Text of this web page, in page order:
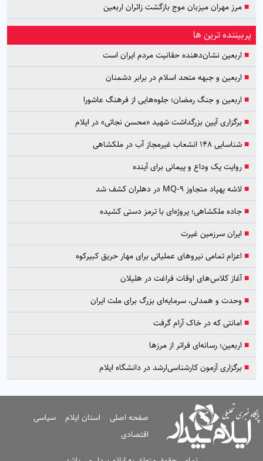
■مرز مهران میزبان موج بازگشت زائران اربعین
پربیننده ترین ها
■ اربعین نشان‌دهنده حقانیت مردم ایران است
■ اربعین و جبهه متحد اسلام در برابر دشمنان
■ اربعین و جنگ رمضان؛ جلوه‌هایی از فرهنگ عاشورا
■برگزاری آیین بزرگداشت شهید «محسن نجاتی» در ایلام
■شناسایی ۱۴۸ انشعاب غیرمجاز آب در ملکشاهی
■روایت یک وداع و پیمانی برای آینده
■لاشه پهپاد متجاوز MQ-9 در دهلران کشف شد
■جاده ملکشاهی؛ پروژه‌ای با ترمز دستی کشیده
■ ایران سرزمین غیرت
■ اعزام تمامی نیروهای عملیاتی برای مهار حریق کبیرکوه
■آغاز کلاس‌های اوقات فراغت در هلیلان
■ وحدت و همدلی، سرمایه‌ای بزرگ برای ملت ایران
■ امانتی که در خاک آرام گرفت
■ اربعین؛ رسانه‌ای فراتر از مرزها
■برگزاری آزمون کارشناسی‌ارشد در دانشگاه ایلام
صفحه اصلی استان ایلام
سیاسی
اقتصادی